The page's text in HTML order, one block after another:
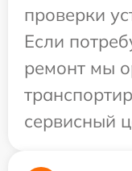
проверки
Если
ремонт мы
сервисный